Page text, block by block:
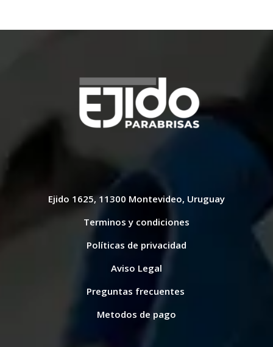
Ejido 1625, 11300 Montevideo, Uruguay
Terminos y condiciones
Políticas de privacidad
Aviso Legal
Preguntas frecuentes
Metodos de pago